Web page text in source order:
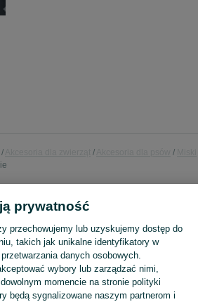
POMORSKIE
Zobacz
prywatność
przechowujemy lub uzyskujemy dostęp do
takich jak unikalne identyfikatory w
danych osobowych.
wybory lub zarządzać nimi,
momencie na stronie polityki
będą sygnalizowane naszym partnerom i